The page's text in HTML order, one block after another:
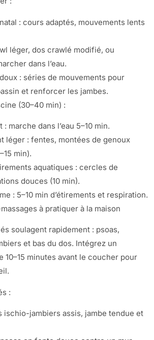
: cours adaptés, mouvements lents
léger, dos crawlé modifié, ou
dans l’eau.
: séries de mouvements pour
et renforcer les jambes.
(30–40 min) :
marche dans l’eau 5–10 min.
léger : fentes, montées de genoux
min).
aquatiques : cercles de
douces (10 min).
: 5–10 min d’étirements et respiration.
à pratiquer à la maison
soulagent rapidement : psoas,
et bas du dos. Intégrez un
10–15 minutes avant le coucher pour
:
ischio-jambiers assis, jambe tendue et